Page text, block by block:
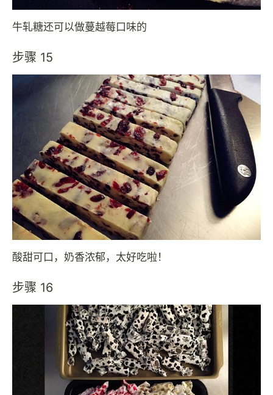
牛轧糖还可以做蔓越莓口味的
步骤 15
酸甜可口，奶香浓郁，太好吃啦！
步骤 16